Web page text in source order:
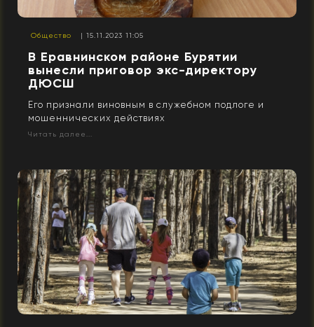
Общество | 15.11.2023 11:05
В Еравнинском районе Бурятии
вынесли приговор экс-директору
ДЮСШ
Его признали виновным в служебном подлоге и
мошеннических действиях
Читать далее...